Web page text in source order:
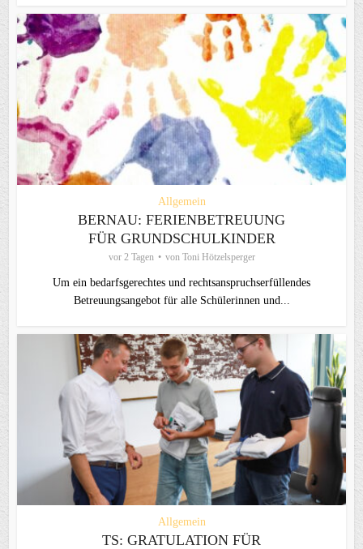
Allgemein
BERNAU: FERIENBETREUUNG
FÜR GRUNDSCHULKINDER
vor 2 Tagen von Toni Hötzelsperger
Um ein bedarfsgerechtes und rechtsanspruchserfüllendes
Betreuungsangebot für alle Schülerinnen und...
Allgemein
TS: GRATULATION FÜR